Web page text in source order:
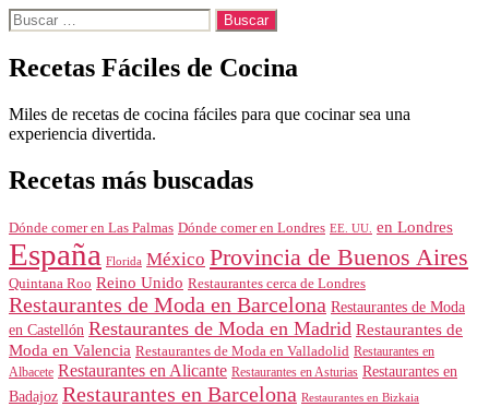
Buscar:
Recetas Fáciles de Cocina
Miles de recetas de cocina fáciles para que cocinar sea una
experiencia divertida.
Recetas más buscadas
Dónde comer en Las Palmas Dónde comer en Londres EE. UU. en Londres
España Florida México Provincia de Buenos Aires
Quintana Roo Reino Unido Restaurantes cerca de Londres
Restaurantes de Moda en Barcelona Restaurantes de Moda
en Castellón Restaurantes de Moda en Madrid Restaurantes de
Moda en Valencia Restaurantes de Moda en Valladolid Restaurantes en
Albacete Restaurantes en Alicante Restaurantes en Asturias Restaurantes en
Badajoz Restaurantes en Barcelona Restaurantes en Bizkaia